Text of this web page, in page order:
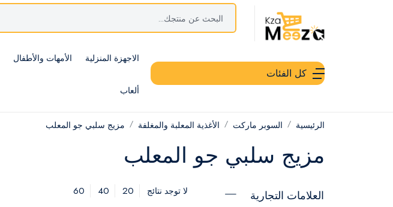
كل الفئات
الاجهزة المنزلية الأمهات والأطفال
ألعاب
الرئيسية السوبر ماركت الأغذية المعلبة والمغلفة مزيج سلبي جو المعلب
مزيج سلبي جو المعلب
العلامات التجارية لا توجد نتائج 20
40
60